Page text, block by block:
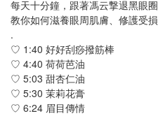
每天十分鐘，跟著馮云撃退黑眼圈
教你如何滋養眼周肌膚、修護受
.
♡ 1:40 好好刮痧撥筋棒
♡ 4:40 荷荷芭油
♡ 5:03 甜杏仁油
♡ 5:30 茉莉花膏
♡ 6:24 眉目傳情